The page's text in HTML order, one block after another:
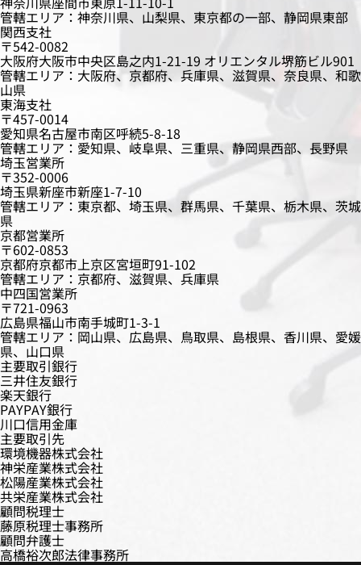
管轄エリア：神奈川県、山梨県、東京都の一部、静岡県東部
関西支社
〒542-0082
大阪府大阪市中央区島之内1-21-19 オリエンタル堺筋ビル901
管轄エリア：大阪府、京都府、兵庫県、滋賀県、奈良県、和歌
山県
東海支社
〒457-0014
愛知県名古屋市南区呼続5-8-18
管轄エリア：愛知県、岐阜県、三重県、静岡県西部、長野県
埼玉営業所
〒352-0006
埼玉県新座市新座1-7-10
管轄エリア：東京都、埼玉県、群馬県、千葉県、栃木県、茨城
県
京都営業所
〒602-0853
京都府京都市上京区宮垣町91-102
管轄エリア：京都府、滋賀県、兵庫県
中四国営業所
〒721-0963
広島県福山市南手城町1-3-1
管轄エリア：岡山県、広島県、鳥取県、島根県、香川県、愛媛
県、山口県
主要取引銀行
三井住友銀行
楽天銀行
PAYPAY銀行
川口信用金庫
主要取引先
環境機器株式会社
神栄産業株式会社
松陽産業株式会社
共栄産業株式会社
顧問税理士
藤原税理士事務所
顧問弁護士
高橋裕次郎法律事務所